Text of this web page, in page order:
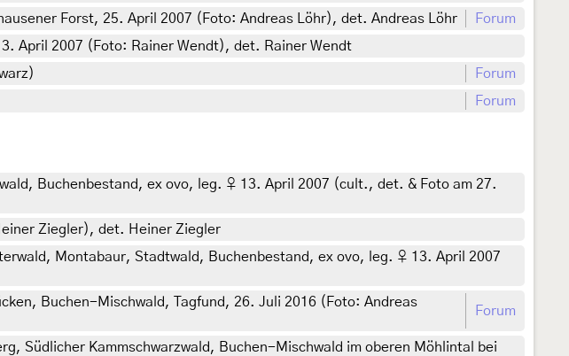
Forst, 25. April 2007 (Foto: Andreas Löhr), det. Andreas Löhr
Forum
April 2007 (Foto: Rainer Wendt), det. Rainer Wendt
Forum
Forum
Buchenbestand, ex ovo, leg. ♀ 13. April 2007 (cult., det. & Foto am 27.
Ziegler), det. Heiner Ziegler
Montabaur, Stadtwald, Buchenbestand, ex ovo, leg. ♀ 13. April 2007
Buchen-Mischwald, Tagfund, 26. Juli 2016 (Foto: Andreas
Forum
Südlicher Kammschwarzwald, Buchen-Mischwald im oberen Möhlintal bei